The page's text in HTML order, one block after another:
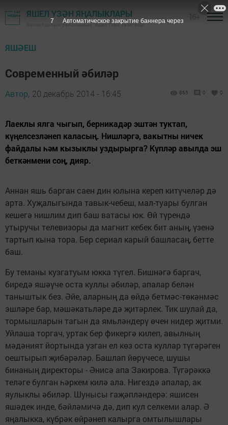
ЯШЕЛ ҮЗӘН ЯҢАЛЫКЛАРЫ
Зеленодольск районының "Яшел Үзән" газетасы
ЯШӘЕШ
Современный әбиләр
Автор, 20 декабрь 2014 - 16:45 865 0 0
Лаеклы ялга чыгып, берникадәр эштән туктап,
күңелсезләнеп каласың. Нишләргә, вакытны ничек
файдалы һәм кызыклы уздырырга? Күпләр авылда эш
беткәнмени соң, дияр.
Аннан яшь барган саен дин юлына кереп китүчеләр дә
арта. Хуҗалыгында тавык-чебеш, мал-туары булган
кешегә нишлим дип баш ватасы юк. Өй түрендә
утыручы телевизоры да магнит кебек бит аның, үзенә
тартып кына тора. Бер сериал карый башласаң, бетте
баш.
Бу теманы кузгатуым юкка түгел. Бишнәгә баргач,
биредә яшәүче оста куллы әбиләр, апалар белән
таныштык без. Әйе, аларның да өйдә бетмәс-төкәнмәс
эшләре бар, мәшәкатьләре дә җитәрлек. Тик шулай да,
тормыш­ларын тагын да ямьләндерү өчен нидер җитми.
Уйлаша торгач, уртак бер фикергә килеп, авылның
мәдәният йортында узган ел көз оста куллар түгәрәген
оештырып җибәрәләр. Башлап йөрүчесе, шушы
бинаның директоры - Әнисә апа Закирова. Түгәрәккә
теләге булган һәркем килә ала. Нигездә апалар, ак
яулык­лы әбиләр. Шунысы гаҗәп­ләндерә: яшисен
яшәдек инде, бәйләмичә дә, дип кул селкеми алар. Ә
яңалыкка, күбрәк өйрәнеп калырга омтылышлары
6 Автоматическое закрытие баннера через